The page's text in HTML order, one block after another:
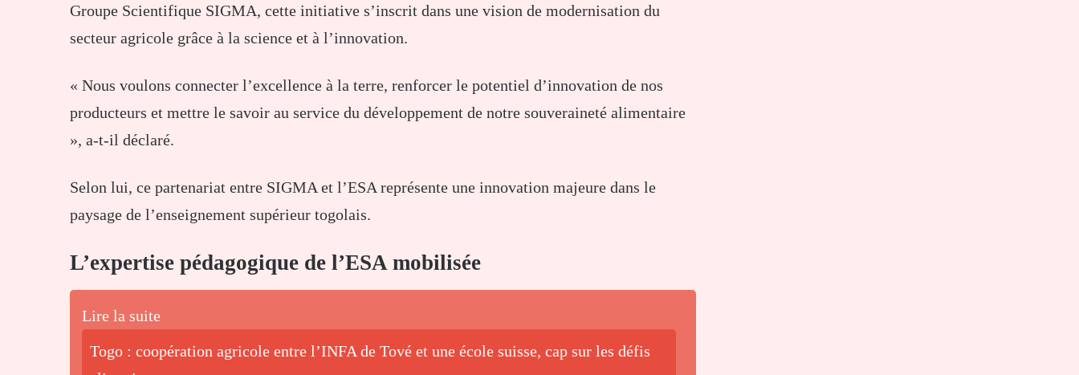
Groupe Scientifique SIGMA, cette initiative s’inscrit dans une vision de modernisation du
secteur agricole grâce à la science et à l’innovation.
« Nous voulons connecter l’excellence à la terre, renforcer le potentiel d’innovation de nos
producteurs et mettre le savoir au service du développement de notre souveraineté alimentaire
», a-t-il déclaré.
Selon lui, ce partenariat entre SIGMA et l’ESA représente une innovation majeure dans le
paysage de l’enseignement supérieur togolais.
L’expertise pédagogique de l’ESA mobilisée
Lire la suite
Togo : coopération agricole entre l’INFA de Tové et une école suisse, cap sur les défis